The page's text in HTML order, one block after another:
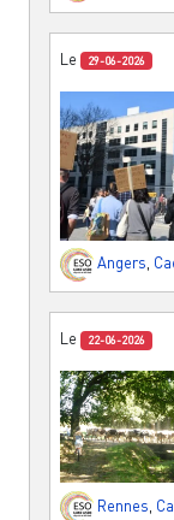
Le 29-06-2026
Angers,
Le 22-06-2026
Rennes